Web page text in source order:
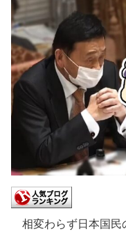
相変わらず日本国民